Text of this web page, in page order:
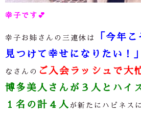
幸子です 💕
幸子お姉さんの三連休は
「今年
見つけて幸せになりたい！」
なさんの ご入会ラッシュで大
博多美人さんが３人とハイ
１名の計４人 が新たにハピネス